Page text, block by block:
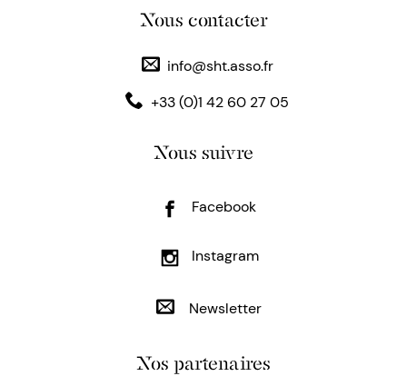
Nous contacter
info@sht.asso.fr
+33 (0)1 42 60 27 05
Nous suivre
Facebook
Instagram
Newsletter
Nos partenaires